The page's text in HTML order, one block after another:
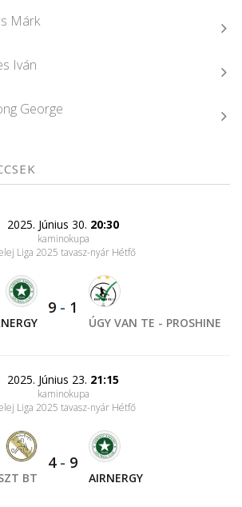
Márk
Iván
George
2025. Június 30. 20:30
kaminokupa
Liga 2025 tavasz-nyár Hétfő
9 - 1
ÚGY VAN TE - PROSHINE
2025. Június 23. 21:15
kaminokupa
Liga 2025 tavasz-nyár Hétfő
BT
4- 9
AIRNERGY